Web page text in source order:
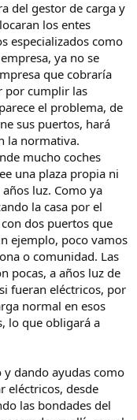
Muy facil. Hay dos tipos
de energía eléctrica
lo ideal es el
el caso de que haya
sólo se produce en
apartir de energías
no tiene sentido. Y otra
usando energía
Es decir: usamos
del 30%. Es
electrica para
(la mitad).
de H2 es un buen
mejor el motor
los costes.
es en el
en ambos casos.
al respecto.
del gestor de carga y
los entes
especializados como
ya no se
que cobraría
por cumplir las
el problema, de
sus puertos, hará
la normativa.
mucho coches
una plaza propia ni
luz. Como ya
la casa por el
dos puertos que
ejemplo, poco vamos
o comunidad. Las
pocas, a años luz de
fueran eléctricos, por
normal en esos
lo que obligará a
y dando ayudas como
eléctricos, desde
las bondades del